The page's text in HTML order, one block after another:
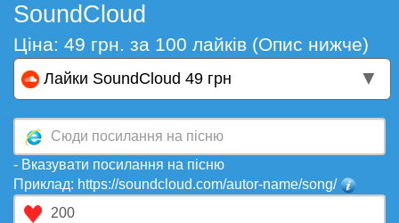
SoundCloud
Ціна: 49 грн. за 100 лайків (Опис нижче)
Лайки SoundCloud 49 грн ▼
- Вказувати посилання на пісню
Приклад: https://soundcloud.com/autor-name/song/